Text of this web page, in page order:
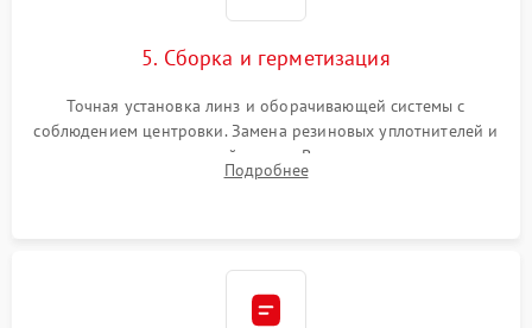
5. Сборка и герметизация
Точная установка линз и оборачивающей системы с
соблюдением центровки. Замена резиновых уплотнителей и
нанесение влагозащитной смазки. Вакуумирование корпуса
и заполнение его осушенным азотом или аргоном для
Подробнее